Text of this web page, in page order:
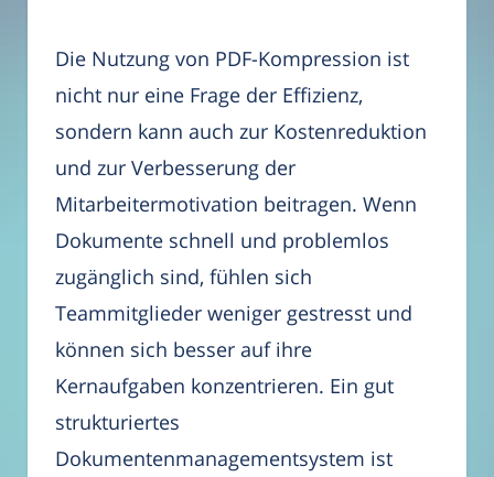
Die Nutzung von PDF-Kompression ist
nicht nur eine Frage der Effizienz,
sondern kann auch zur Kostenreduktion
und zur Verbesserung der
Mitarbeitermotivation beitragen. Wenn
Dokumente schnell und problemlos
zugänglich sind, fühlen sich
Teammitglieder weniger gestresst und
können sich besser auf ihre
Kernaufgaben konzentrieren. Ein gut
strukturiertes
Dokumentenmanagementsystem ist